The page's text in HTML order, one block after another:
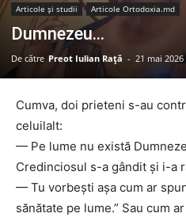
Articole şi studii Articole Ortodoxia.md
Dumnezeu…
De către Preot Iulian Raţă - 21 mai 2026
Cumva, doi prieteni s-au
celuilalt:
— Pe lume nu există
Credinciosul s-a gândit și i-a
— Tu vorbești așa cum ar
sănătate pe lume.” Sau cum